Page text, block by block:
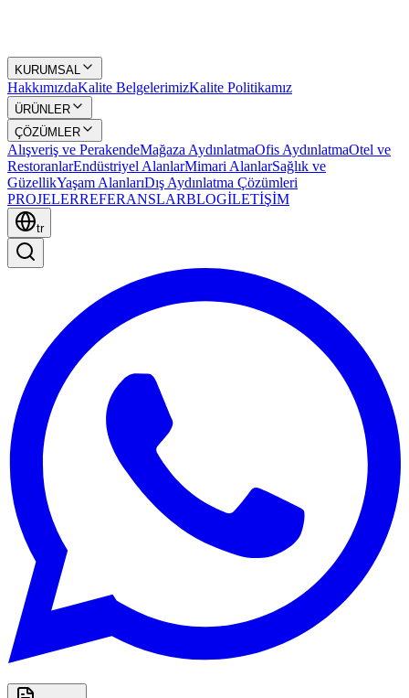
KURUMSAL
HakkımızdaKalite BelgelerimizKalite Politikamız
ÜRÜNLER
ÇÖZÜMLER
Alışveriş ve PerakendeMağaza AydınlatmaOfis AydınlatmaOtel ve
RestoranlarEndüstriyel AlanlarMimari AlanlarSağlık ve
GüzellikYaşam AlanlarıDış Aydınlatma Çözümleri
PROJELERREFERANSLARBLOGİLETİŞİM
tr